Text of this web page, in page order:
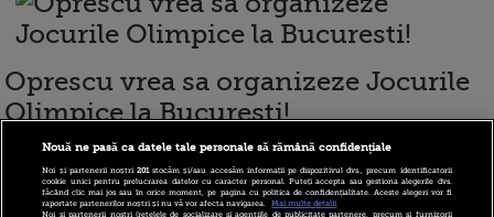
Oprescu vrea sa organizeze Jocurile
Olimpice la Bucuresti!
24 august 2010
Nouă ne pasă ca datele tale personale să rămână confidențiale
Noi și partenerii noștri201stocăm și/sau accesăm informații pe dispozitivul dvs., precum identificatorii
cookie unici pentru prelucrarea datelor cu caracter personal. Puteți accepta sau gestiona alegerile dvs.
făcând clic mai jos sau în orice moment, pe pagina cu politica de confidențialitate. Aceste alegeri vor fi
raportate partenerilor noștri și nu vă vor afecta navigarea.
Mai multe detalii
Noi si partenerii nostri (retelele de socializare si agentiile de publicitate partenere, precum si furnizorii